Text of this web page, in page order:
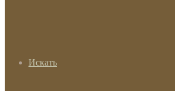
Искать